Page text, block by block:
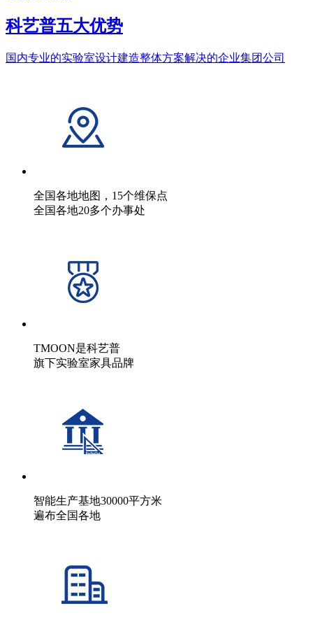
科艺普五大优势
国内专业的实验室设计建造整体方案解决的企业集团公司
全国各地地图，15个维保点
全国各地20多个办事处
TMOON是科艺普
旗下实验室家具品牌
智能生产基地30000平方米
遍布全国各地